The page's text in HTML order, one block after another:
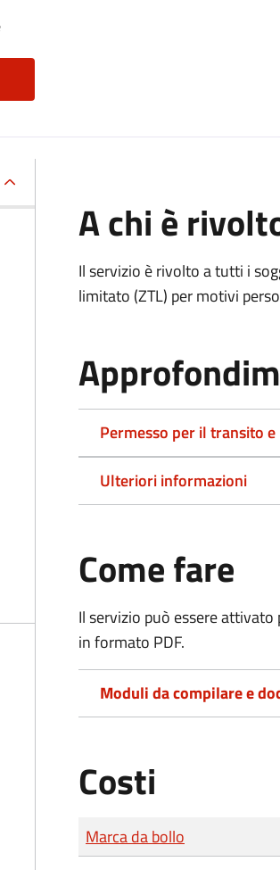
A chi è
Il servizio è rivolto a tutti i
limitato (ZTL) per motivi
Permesso per il transito
Ulteriori informazioni
Come fare
Il servizio può essere
in formato PDF.
Moduli da compilare e
Costi
Tipo di pagamento
Importo
Marca da bollo